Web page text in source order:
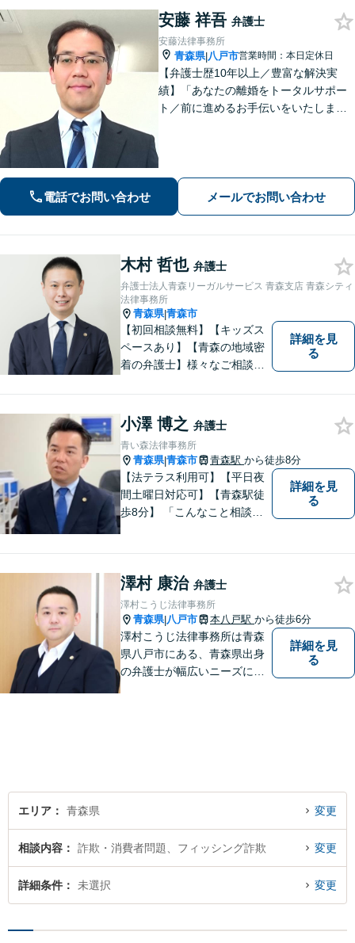
安藤 祥吾 弁護士
安藤法律事務所
青森県|八戸市営業時間：本日定休日
【弁護士歴10年以上／豊富な解決実
績】「あなたの離婚をトータルサポー
ト／前に進めるお手伝いをいたしま
い」【秘密厳守】【休日・夜間相談あ
電話でお問い合わせ メールでお問い合わせ
木村 哲也 弁護士
弁護士法人青森リーガルサービス 青森支店 青森シティ
法律事務所
青森県|青森市
【初回相談無料】【キッズス
ペースあり】【青森の地域密
着の弁護士】様々なご相談・
詳細を見
る
小澤 博之 弁護士
青い森法律事務所
青森県|青森市 青森駅 から徒歩8分
【法テラス利用可】【平日夜
間土曜日対応可】【青森駅徒
歩8分】 「こんなこと相談し
い。 皆様が抱えている問題に
真摯に向き合い、ともに解決
いたします。
詳細を見
る
澤村 康治 弁護士
澤村こうじ法律事務所
青森県|八戸市 本八戸駅 から徒歩6分
澤村こうじ法律事務所は青森
県八戸市にある、青森県出身
の弁護士が幅広いニーズにお
詳細を見
る
エリア 青森県 変更
相談内容 詐欺・消費者問題、フィッシング詐欺 変更
詳細条件 未選択 変更